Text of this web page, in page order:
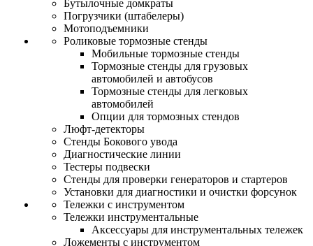
Бутылочные домкраты
Погрузчики (штабелеры)
Мотоподъемники
Роликовые тормозные стенды
Мобильные тормозные стенды
Тормозные стенды для грузовых
автомобилей и автобусов
Тормозные стенды для легковых
автомобилей
Опции для тормозных стендов
Люфт-детекторы
Стенды Бокового увода
Диагностические линии
Тестеры подвески
Стенды для проверки генераторов и стартеров
Установки для диагностики и очистки форсунок
Тележки с инструментом
Тележки инструментальные
Аксессуары для инструментальных тележек
Ложементы с инструментом